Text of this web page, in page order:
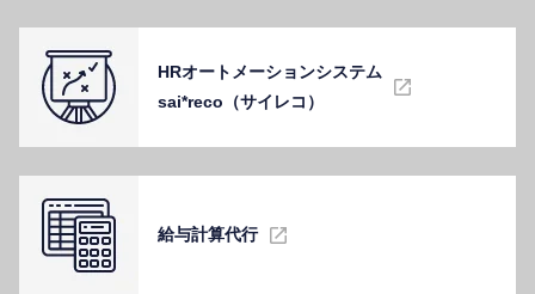
HRオートメーションシステム
sai*reco（サイレコ）
給与計算代⾏